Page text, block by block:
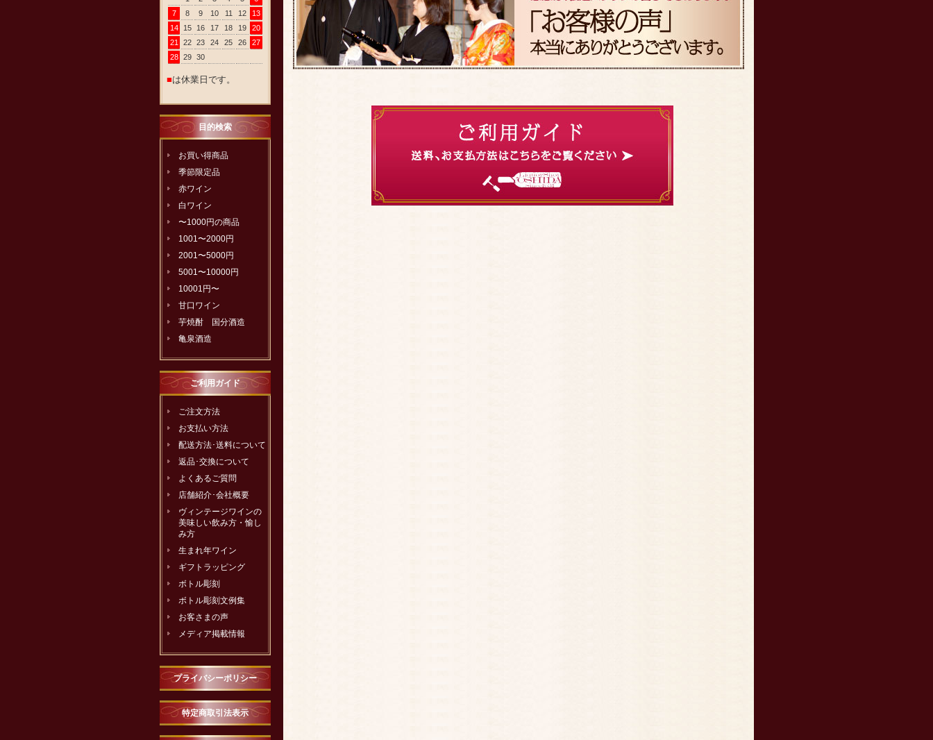
7
8 9 10 11 12
13
14
15 16 17 18 19
20
21
22 23 24 25 26
27
28
29 30
■は休業日です。
目的検索
お買い得商品
季節限定品
赤ワイン
白ワイン
〜1000円の商品
1001〜2000円
2001〜5000円
5001〜10000円
10001円〜
甘口ワイン
芋焼酎 国分酒造
亀泉酒造
ご利用ガイド
ご注文方法
お支払い方法
配送方法･送料について
返品･交換について
よくあるご質問
店舗紹介･会社概要
ヴィンテージワインの
美味しい飲み方・愉し
み方
生まれ年ワイン
ギフトラッピング
ボトル彫刻
ボトル彫刻文例集
お客さまの声
メディア掲載情報
プライバシーポリシー
特定商取引法表示